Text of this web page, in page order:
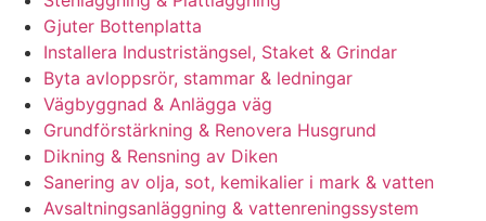
Gjuter Bottenplatta
Installera Industristängsel, Staket & Grindar
Byta avloppsrör, stammar & ledningar
Vägbyggnad & Anlägga väg
Grundförstärkning & Renovera Husgrund
Dikning & Rensning av Diken
Sanering av olja, sot, kemikalier i mark & vatten
Avsaltningsanläggning & vattenreningssystem